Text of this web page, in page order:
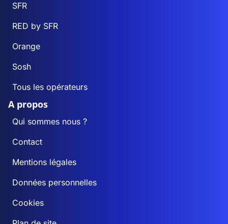
SFR
RED by SFR
Orange
Sosh
Tous les opérateurs
A propos
Qui sommes nous ?
Contact
Mentions légales
Données personnelles
Cookies